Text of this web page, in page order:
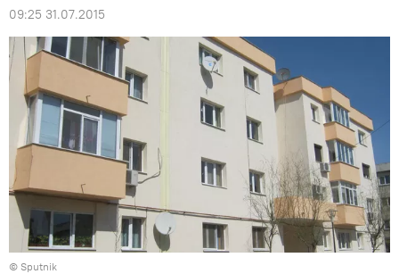
09:25 31.07.2015
© Sputnik